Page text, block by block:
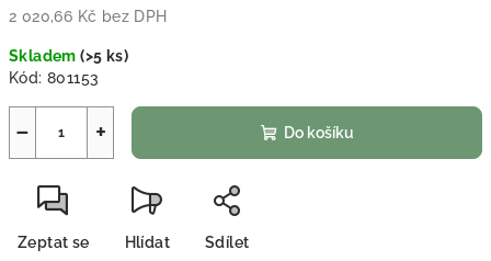
2 020,66 Kč bez DPH
Skladem(>5 ks)
Kód: 801153
+
− Do košíku
Zeptat se Hlídat Sdílet